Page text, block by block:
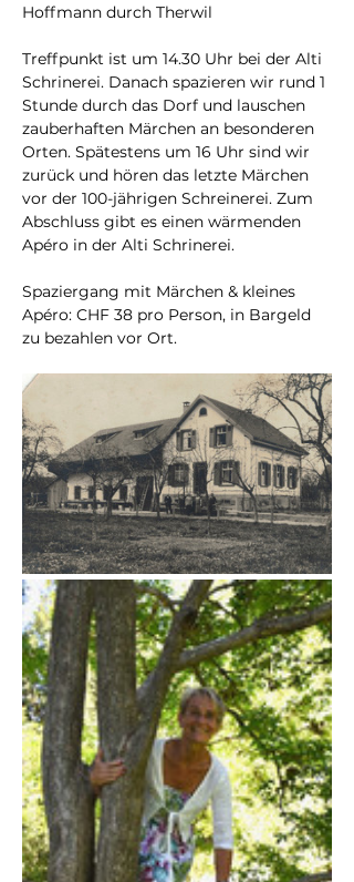
Hoffmann durch Therwil
Treffpunkt ist um 14.30 Uhr bei der Alti
Schrinerei. Danach spazieren wir rund 1
Stunde durch das Dorf und lauschen
zauberhaften Märchen an besonderen
Orten. Spätestens um 16 Uhr sind wir
zurück und hören das letzte Märchen
vor der 100-jährigen Schreinerei. Zum
Abschluss gibt es einen wärmenden
Apéro in der Alti Schrinerei.
Spaziergang mit Märchen & kleines
Apéro: CHF 38 pro Person, in Bargeld
zu bezahlen vor Ort.